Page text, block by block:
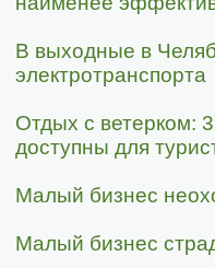
В выходные в
электротранспорта
Отдых с ветерком:
доступны для
Малый бизнес
Малый бизнес